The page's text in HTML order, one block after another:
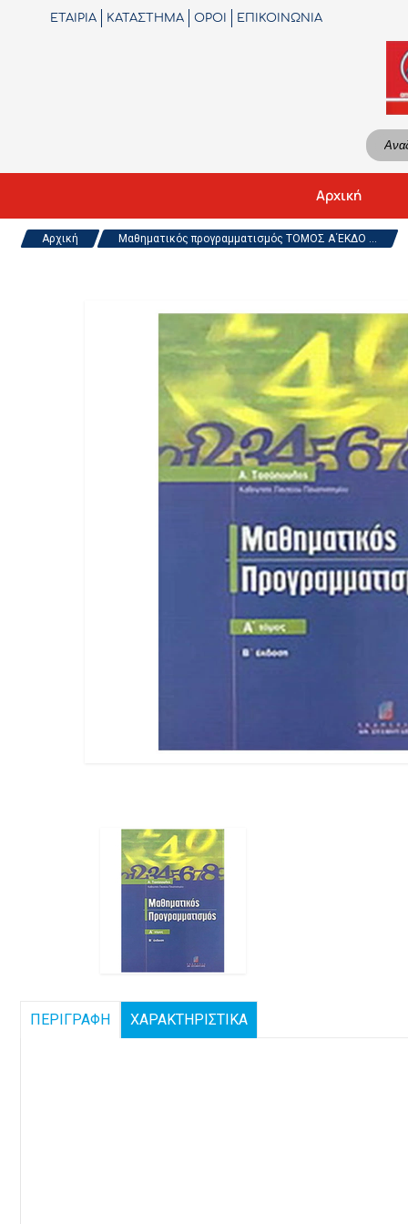
ΕΤΑΙΡΙΑ ΚΑΤΑΣΤΗΜΑ ΟΡΟΙ ΕΠΙΚΟΙΝΩΝΙΑ
Αρχική
Αρχική Μαθηματικός προγραμματισμός ΤΟΜΟΣ Α΄ΕΚΔΟ ...
ΠΕΡΙΓΡΑΦΗ ΧΑΡΑΚΤΗΡΙΣΤΙΚΑ